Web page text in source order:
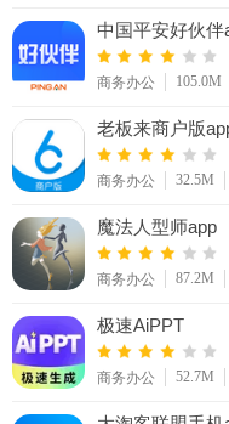
中国平安好伙伴
商务办公 105.0M
老板来商户版
商务办公 32.5M
魔法人型师app
商务办公 87.2M
极速AiPPT
商务办公 52.7M